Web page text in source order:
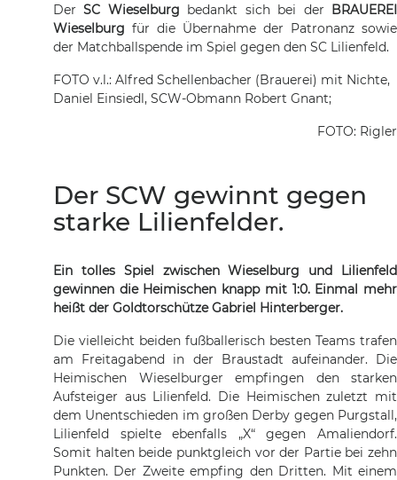
DerSC Wieselburg bedankt sich bei der BRAUEREI
Wieselburg für die Übernahme der Patronanz sowie
der Matchballspende im Spiel gegen den SC Lilienfeld.
FOTO v.l.: Alfred Schellenbacher (Brauerei) mit Nichte,
Daniel Einsiedl, SCW-Obmann Robert Gnant;
FOTO: Rigler
Der SCW gewinnt gegen
starke Lilienfelder.
Ein tolles Spiel zwischen Wieselburg und Lilienfeld
gewinnen die Heimischen knapp mit 1:0. Einmal mehr
heißt der Goldtorschütze Gabriel Hinterberger.
Die vielleicht beiden fußballerisch besten Teams trafen
am Freitagabend in der Braustadt aufeinander. Die
Heimischen Wieselburger empfingen den starken
Aufsteiger aus Lilienfeld. Die Heimischen zuletzt mit
dem Unentschieden im großen Derby gegen Purgstall,
Lilienfeld spielte ebenfalls „X“ gegen Amaliendorf.
Somit halten beide punktgleich vor der Partie bei zehn
Punkten. Der Zweite empfing den Dritten. Mit einem